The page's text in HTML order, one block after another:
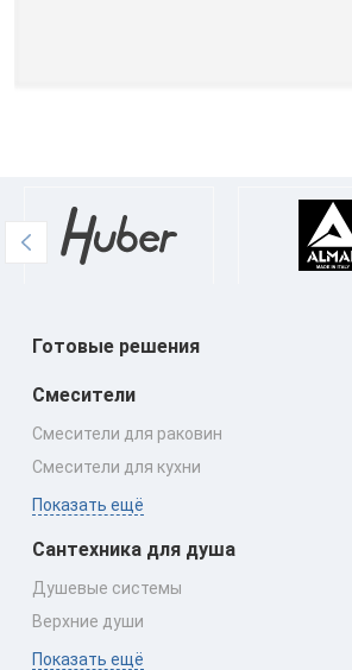
Готовые решения
Смесители
Смесители для раковин
Смесители для кухни
Показать ещё
Сантехника для душа
Душевые системы
Верхние души
Показать ещё